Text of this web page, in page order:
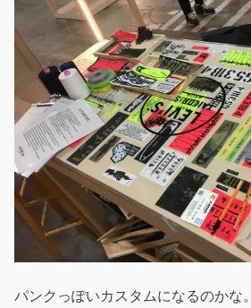
パンクっぽいカスタムになるのかな。